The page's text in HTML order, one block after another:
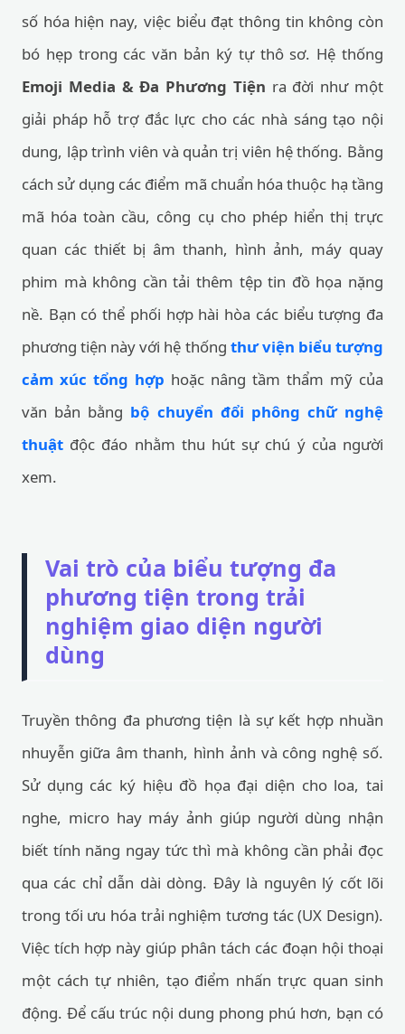
số hóa hiện nay, việc biểu đạt thông tin không còn
bó hẹp trong các văn bản ký tự thô sơ. Hệ thống
Emoji Media & Đa Phương Tiện ra đời như một
giải pháp hỗ trợ đắc lực cho các nhà sáng tạo nội
dung, lập trình viên và quản trị viên hệ thống. Bằng
cách sử dụng các điểm mã chuẩn hóa thuộc hạ tầng
mã hóa toàn cầu, công cụ cho phép hiển thị trực
quan các thiết bị âm thanh, hình ảnh, máy quay
phim mà không cần tải thêm tệp tin đồ họa nặng
nề. Bạn có thể phối hợp hài hòa các biểu tượng đa
phương tiện này với hệ thống thư viện biểu tượng
cảm xúc tổng hợp hoặc nâng tầm thẩm mỹ của
văn bản bằng bộ chuyển đổi phông chữ nghệ
thuật độc đáo nhằm thu hút sự chú ý của người
xem.
Vai trò của biểu tượng đa
phương tiện trong trải
nghiệm giao diện người
dùng
Truyền thông đa phương tiện là sự kết hợp nhuần
nhuyễn giữa âm thanh, hình ảnh và công nghệ số.
Sử dụng các ký hiệu đồ họa đại diện cho loa, tai
nghe, micro hay máy ảnh giúp người dùng nhận
biết tính năng ngay tức thì mà không cần phải đọc
qua các chỉ dẫn dài dòng. Đây là nguyên lý cốt lõi
trong tối ưu hóa trải nghiệm tương tác (UX Design).
Việc tích hợp này giúp phân tách các đoạn hội thoại
một cách tự nhiên, tạo điểm nhấn trực quan sinh
động. Để cấu trúc nội dung phong phú hơn, bạn có